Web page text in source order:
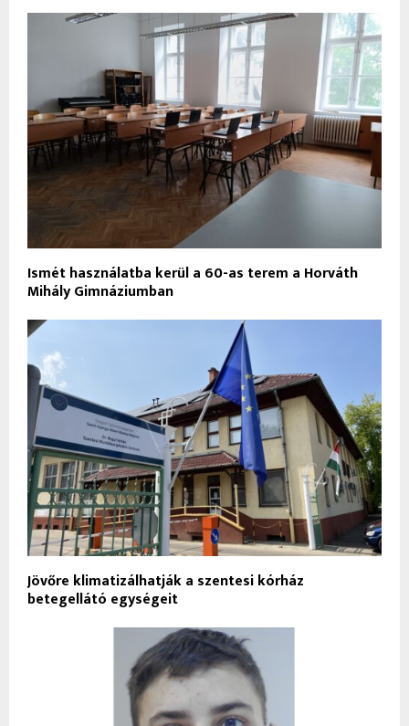
Ismét használatba kerül a 60-as terem a Horváth
Mihály Gimnáziumban
Jövőre klimatizálhatják a szentesi kórház
betegellátó egységeit